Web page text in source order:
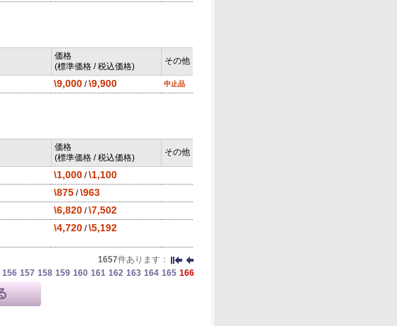
価格
(標準価格 / 税込価格)
その他
\9,000 /\9,900 中止品
価格
(標準価格 / 税込価格)
その他
\1,000 /\1,100
\875 /\963
\6,820 /\7,502
\4,720 /\5,192
1657件あります：
156 157 158 159 160 161 162 163 164 165 166